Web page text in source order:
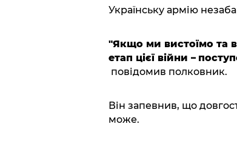
Українську армію
"Якщо ми вистоїмо та
етап цієї війни –
повідомив полковник.
Він запевнив, що
може.